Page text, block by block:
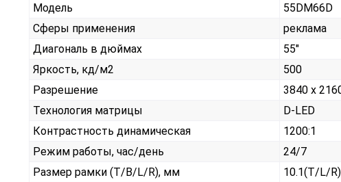
Модель
55DM66D
Сферы применения
реклама
Диагональ в дюймах
55"
Яркость, кд/м2
500
Разрешение
3840 x
Технология матрицы
D-LED
Контрастность динамическая
1200:1
Режим работы, час/день
24/7
Размер рамки (T/B/L/R), мм
10.1(T/L/